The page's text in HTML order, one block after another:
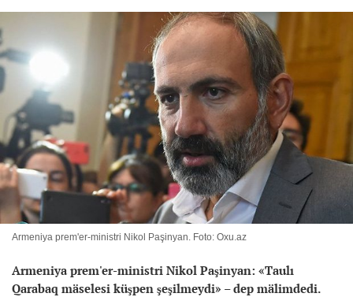
Armeniya prem'er-ministri Nikol Paşinyan. Foto: Oxu.az
Armeniya prem'er-ministri Nikol Paşinyan: «Taulı
Qarabaq mäselesi küşpen şeşilmeydi» – dep mälimdedi.